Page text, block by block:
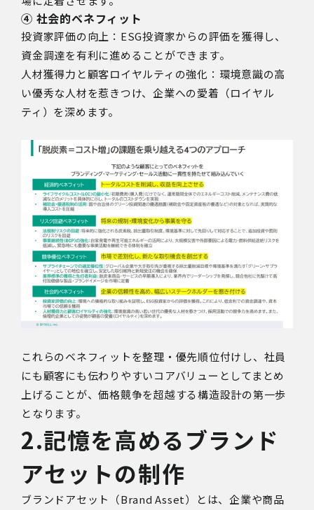
④ 社会的ベネフィット
投資家評価の向上：ESG投資家からの評価を獲得し、
資金調達を有利に進めることができます。
人材獲得力と顧客ロイヤルティの強化：環境意識の高
い優秀な人材を惹きつけ、企業への愛着（ロイヤル
ティ）を深めます。
これらのベネフィットを整理・優先順位付けし、社員
にも顧客にも伝わりやすいコアバリューとしてまとめ
上げることが、価格競争を超越する構造設計の第一歩
となります。
2.記憶を高めるブランド
アセットの制作
ブランドアセット（Brand Asset）とは、企業や商品